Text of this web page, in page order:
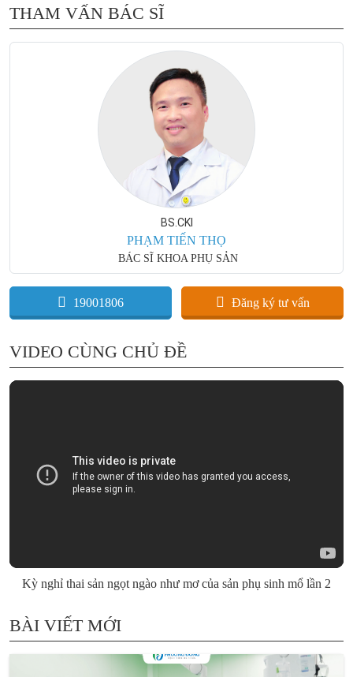
THAM VẤN BÁC SĨ
BS.CKI
PHẠM TIẾN THỌ
BÁC SĨ KHOA PHỤ SẢN
19001806 Đăng ký tư vấn
VIDEO CÙNG CHỦ ĐỀ
Kỳ nghỉ thai sản ngọt ngào như mơ của sản phụ sinh mổ lần 2
BÀI VIẾT MỚI